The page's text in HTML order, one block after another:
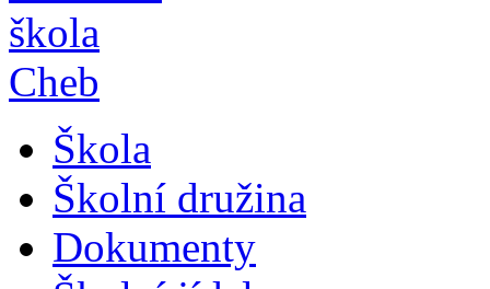
Škola
Školní družina
Dokumenty